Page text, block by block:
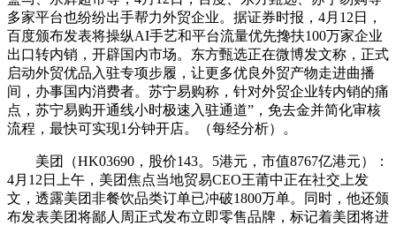
多家平台也纷纷出手帮力外贸企业。据证券时报，4月12日，
百度颁布发表将操纵AI手艺和平台流量优先搀扶100万家企业
出口转内销，开辟国内市场。东方甄选正在微博发文称，正式
启动外贸优品入驻专项步履，让更多优良外贸产物走进曲播
间，办事国内消费者。苏宁易购称，针对外贸企业转内销的痛
点，苏宁易购开通线小时极速入驻通道”，免去金并简化审核
流程，最快可实现1分钟开店。（每经分析）。
美团（HK03690，股价143。5港元，市值8767亿港元）：
4月12日上午，美团焦点当地贸易CEO王莆中正在社交上发
文，透露美团非餐饮品类订单已冲破1800万单。同时，他还颁
布发表美团将鄙人周正式发布立即零售品牌，标记着美团将进